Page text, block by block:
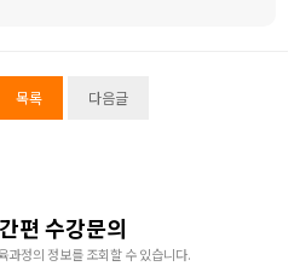
목록 다음글
편 수강문의
과정의 정보를 조회할 수 있습니다.